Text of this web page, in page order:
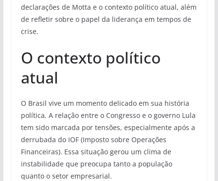
declarações de Motta e o contexto político atual, além
de refletir sobre o papel da liderança em tempos de
crise.
O contexto político
atual
O Brasil vive um momento delicado em sua história
política. A relação entre o Congresso e o governo Lula
tem sido marcada por tensões, especialmente após a
derrubada do IOF (Imposto sobre Operações
Financeiras). Essa situação gerou um clima de
instabilidade que preocupa tanto a população
quanto o setor empresarial.